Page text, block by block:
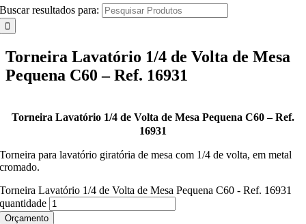
Buscar resultados para:
Torneira Lavatório 1/4 de Volta de Mesa
Pequena C60 – Ref. 16931
Torneira Lavatório 1/4 de Volta de Mesa Pequena C60 – Ref.
16931
Torneira para lavatório giratória de mesa com 1/4 de volta, em metal
cromado.
Torneira Lavatório 1/4 de Volta de Mesa Pequena C60 - Ref. 16931
quantidade
Orçamento